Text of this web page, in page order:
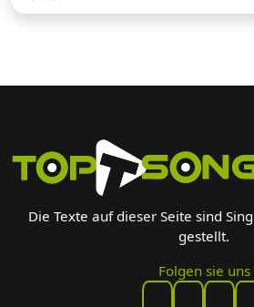
Die Texte auf dieser Seite sind
gestellt.
Folgen sie uns